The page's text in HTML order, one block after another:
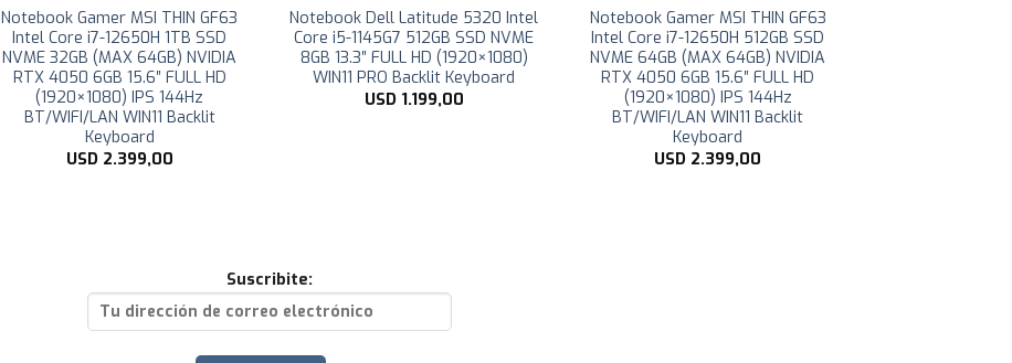
Notebook Gamer MSI THIN GF63
Intel Core i7-12650H 1TB SSD
NVME 32GB (MAX 64GB) NVIDIA
RTX 4050 6GB 15.6″ FULL HD
(1920×1080) IPS 144Hz
BT/WIFI/LAN WIN11 Backlit
Keyboard
USD 2.399,00
Notebook Dell Latitude 5320 Intel
Core i5-1145G7 512GB SSD NVME
8GB 13.3″ FULL HD (1920×1080)
WIN11 PRO Backlit Keyboard
USD 1.199,00
Notebook Gamer MSI THIN GF63
Intel Core i7-12650H 512GB SSD
NVME 64GB (MAX 64GB) NVIDIA
RTX 4050 6GB 15.6″ FULL HD
(1920×1080) IPS 144Hz
BT/WIFI/LAN WIN11 Backlit
Keyboard
USD 2.399,00
Suscribite: